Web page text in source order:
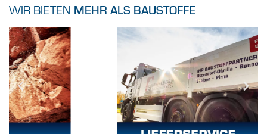
WIR BIETEN MEHR ALS BAUSTOFFE